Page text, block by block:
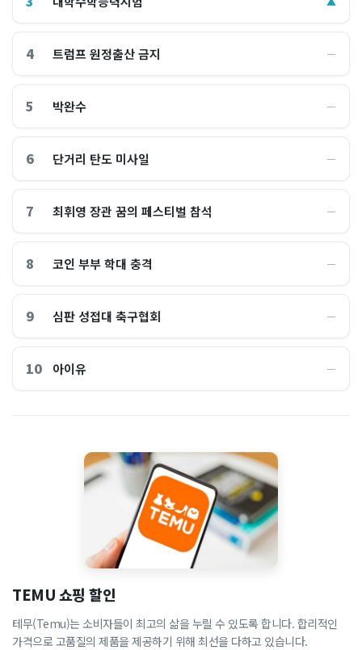
4 트럼프 원정출산 금지 ―
5 박완수 ―
6 단거리 탄도 미사일 ―
7 최휘영 장관 꿈의 페스티벌 참석 ―
8 코인 부부 학대 충격 ―
9 심판 성접대 축구협회 ―
10 아이유 ―
TEMU 쇼핑 할인
테무(Temu)는 소비자들이 최고의 삶을 누릴 수 있도록 합니다. 합리적인
가격으로 고품질의 제품을 제공하기 위해 최선을 다하고 있습니다.